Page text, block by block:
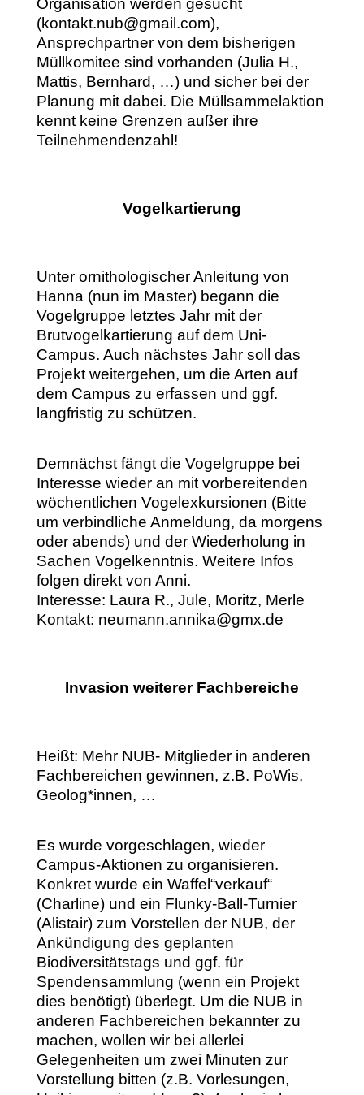
Organisation werden gesucht
(kontakt.nub@gmail.com),
Ansprechpartner von dem bisherigen
Müllkomitee sind vorhanden (Julia H.,
Mattis, Bernhard, …) und sicher bei der
Planung mit dabei. Die Müllsammelaktion
kennt keine Grenzen außer ihre
Teilnehmendenzahl!
Vogelkartierung
Unter ornithologischer Anleitung von
Hanna (nun im Master) begann die
Vogelgruppe letztes Jahr mit der
Brutvogelkartierung auf dem Uni-
Campus. Auch nächstes Jahr soll das
Projekt weitergehen, um die Arten auf
dem Campus zu erfassen und ggf.
langfristig zu schützen.
Demnächst fängt die Vogelgruppe bei
Interesse wieder an mit vorbereitenden
wöchentlichen Vogelexkursionen (Bitte
um verbindliche Anmeldung, da morgens
oder abends) und der Wiederholung in
Sachen Vogelkenntnis. Weitere Infos
folgen direkt von Anni.
Interesse: Laura R., Jule, Moritz, Merle
Kontakt: neumann.annika@gmx.de
Invasion weiterer Fachbereiche
Heißt: Mehr NUB- Mitglieder in anderen
Fachbereichen gewinnen, z.B. PoWis,
Geolog*innen, …
Es wurde vorgeschlagen, wieder
Campus-Aktionen zu organisieren.
Konkret wurde ein Waffel“verkauf“
(Charline) und ein Flunky-Ball-Turnier
(Alistair) zum Vorstellen der NUB, der
Ankündigung des geplanten
Biodiversitätstags und ggf. für
Spendensammlung (wenn ein Projekt
dies benötigt) überlegt. Um die NUB in
anderen Fachbereichen bekannter zu
machen, wollen wir bei allerlei
Gelegenheiten um zwei Minuten zur
Vorstellung bitten (z.B. Vorlesungen,